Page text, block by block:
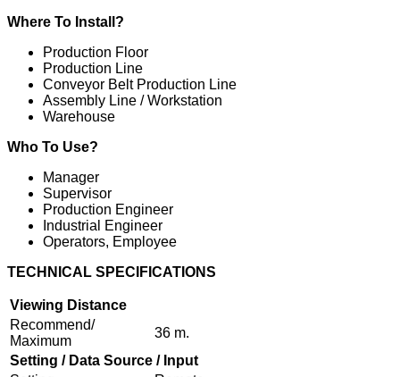
Where To Install?
Production Floor
Production Line
Conveyor Belt Production Line
Assembly Line / Workstation
Warehouse
Who To Use?
Manager
Supervisor
Production Engineer
Industrial Engineer
Operators, Employee
TECHNICAL SPECIFICATIONS
Viewing Distance
Recommend/
Maximum
36 m.
Setting / Data Source / Input